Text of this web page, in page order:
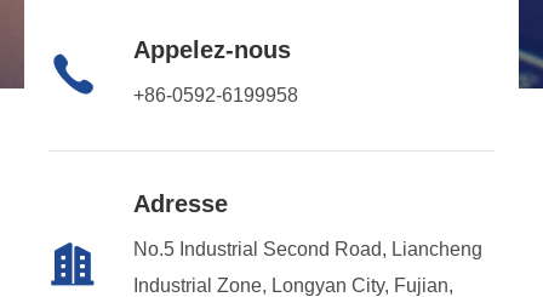
 Appelez-nous
+86-0592-6199958

Adresse
No.5 Industrial Second Road, Liancheng
Industrial Zone, Longyan City, Fujian,